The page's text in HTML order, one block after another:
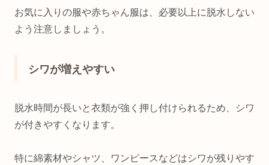
お気に入りの服や赤ちゃん服は、必要以上に脱水しない
よう注意しましょう。
シワが増えやすい
脱水時間が長いと衣類が強く押し付けられるため、シワ
が付きやすくなります。
特に綿素材やシャツ、ワンピースなどはシワが残りやす